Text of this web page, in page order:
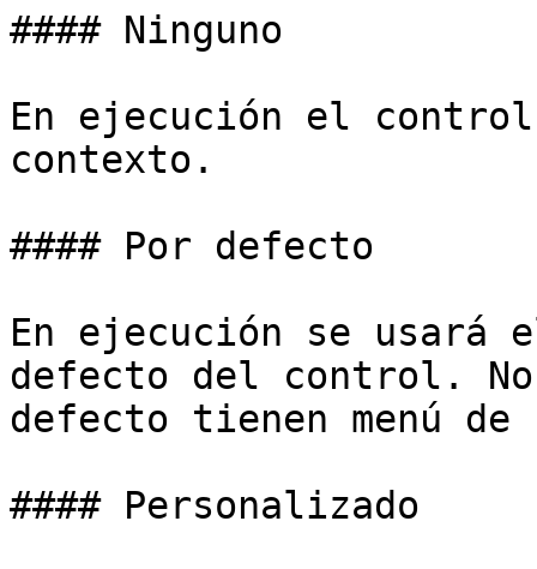
#### Ninguno
En ejecución el control
contexto.
#### Por defecto
En ejecución se usará
defecto del control.
defecto tienen menú
#### Personalizado